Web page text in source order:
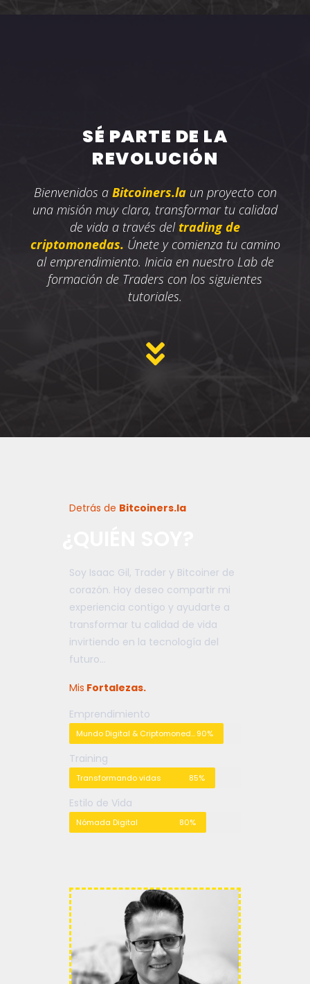
SÉ PARTE DE LA
REVOLUCIÓN
Bienvenidos a Bitcoiners.la un proyectocon
una misión muy clara, transformar tu calidad
de vida a través del trading de
criptomonedas. Únete y comienza tu camino
al emprendimiento. Inicia en nuestro Lab de
formación de Traders con los siguientes
tutoriales.
Detrás de Bitcoiners.la
Soy Isaac Gil, Trader y Bitcoiner de
corazón. Hoy deseo compartir mi
experiencia contigo y ayudarte a
transformar tu calidad de vida
invirtiendo en la tecnología del
futuro…
Mis Fortalezas.
Emprendimiento
Mundo Digital & Criptomonedas90%
Training
Transformando vidas 85%
Estilo de Vida
Nómada Digital 80%